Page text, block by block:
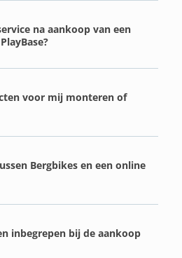
na aankoop van een
voor mij monteren of
Bergbikes en een online
inbegrepen bij de aankoop